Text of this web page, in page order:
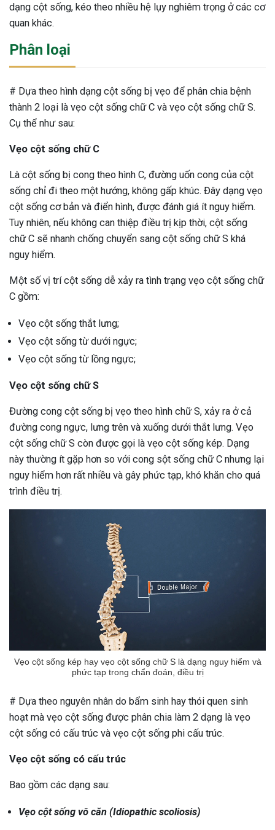
Thông Tin Cần Biết
sau sinh là tình trạng viêm da
phổ biến, khiến đôi bàn tay,
của chị em trở nên khô...
dạng cột sống, kéo theo nhiều hệ lụy nghiêm trọng ở các cơ
quan khác.
Phân loại
# Dựa theo hình dạng cột sống bị vẹo để phân chia bệnh
thành 2 loại là vẹo cột sống chữ C và vẹo cột sống chữ S.
Cụ thể như sau:
Vẹo cột sống chữ C
Là cột sống bị cong theo hình C, đường uốn cong của cột
sống chỉ đi theo một hướng, không gấp khúc. Đây dạng vẹo
cột sống cơ bản và điển hình, được đánh giá ít nguy hiểm.
Tuy nhiên, nếu không can thiệp điều trị kịp thời, cột sống
chữ C sẽ nhanh chống chuyển sang cột sống chữ S khá
nguy hiểm.
Một số vị trí cột sống dễ xảy ra tình trạng vẹo cột sống chữ
C gồm:
Vẹo cột sống thắt lưng;
Vẹo cột sống từ dưới ngực;
Vẹo cột sống từ lồng ngực;
Vẹo cột sống chữ S
Đường cong cột sống bị vẹo theo hình chữ S, xảy ra ở cả
đường cong ngực, lưng trên và xuống dưới thắt lưng. Vẹo
cột sống chữ S còn được gọi là vẹo cột sống kép. Dạng
này thường ít gặp hơn so với cong sột sống chữ C nhưng lại
nguy hiểm hơn rất nhiều và gây phức tạp, khó khăn cho quá
trình điều trị.
Vẹo cột sống kép hay vẹo cột sống chữ S là dạng nguy hiểm và
phức tạp trong chẩn đoán, điều trị
# Dựa theo nguyên nhân do bẩm sinh hay thói quen sinh
hoạt mà vẹo cột sống được phân chia làm 2 dạng là vẹo
cột sống có cấu trúc và vẹo cột sống phi cấu trúc.
Vẹo cột sống có cấu trúc
Bao gồm các dạng sau:
Vẹo cột sống vô căn (Idiopathic scoliosis)